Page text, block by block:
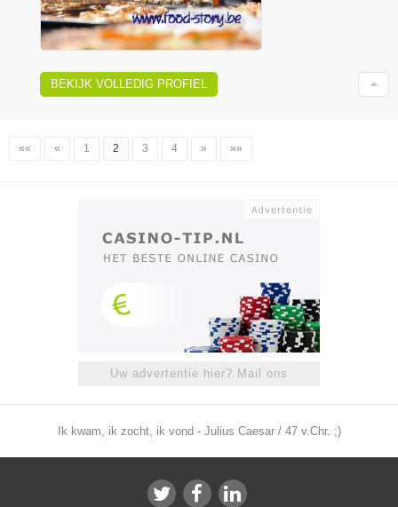
BEKIJK VOLLEDIG PROFIEL
«« « 1 2 3 4 » »»
Uw advertentie hier? Mail ons
Ik kwam, ik zocht, ik vond - Julius Caesar / 47 v.Chr. ;)